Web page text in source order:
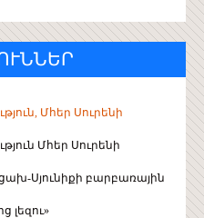
Մհեր Սուրենի
Մհեր Սուրենի
Սյունիքի բարբառային
լեզու»